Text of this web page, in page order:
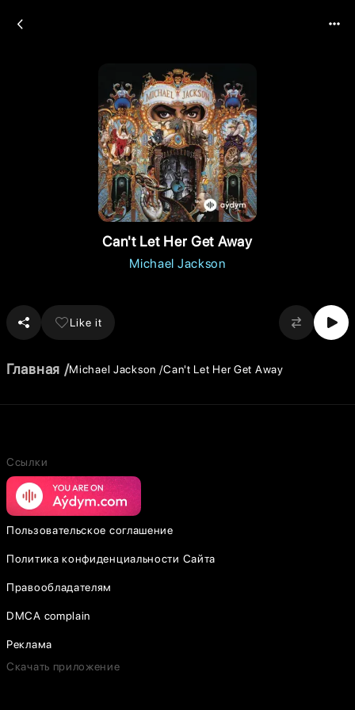
Can't Let Her Get Away
Michael Jackson
Like it
Главная Michael Jackson Can't Let Her Get Away
Ссылки
Пользовательское соглашение
Политика конфиденциальности Сайта
Правообладателям
DMCA complain
Реклама
Скачать приложение